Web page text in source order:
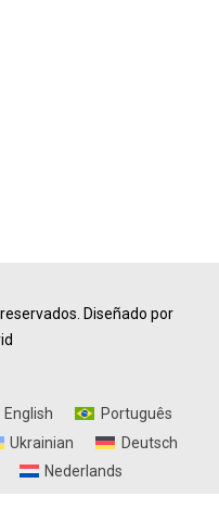
Diseñado por
English
Português
Ukrainian
Deutsch
Nederlands